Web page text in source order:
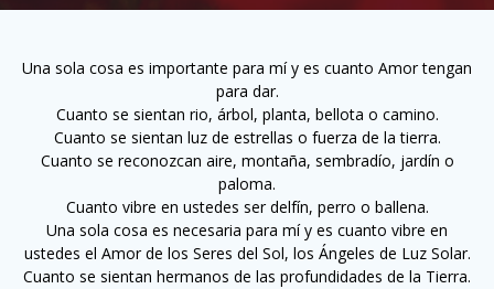
Una sola cosa es importante para mí y es cuanto Amor tengan
para dar.
Cuanto se sientan rio, árbol, planta, bellota o camino.
Cuanto se sientan luz de estrellas o fuerza de la tierra.
Cuanto se reconozcan aire, montaña, sembradío, jardín o
paloma.
Cuanto vibre en ustedes ser delfín, perro o ballena.
Una sola cosa es necesaria para mí y es cuanto vibre en
ustedes el Amor de los Seres del Sol, los Ángeles de Luz Solar.
Cuanto se sientan hermanos de las profundidades de la Tierra.